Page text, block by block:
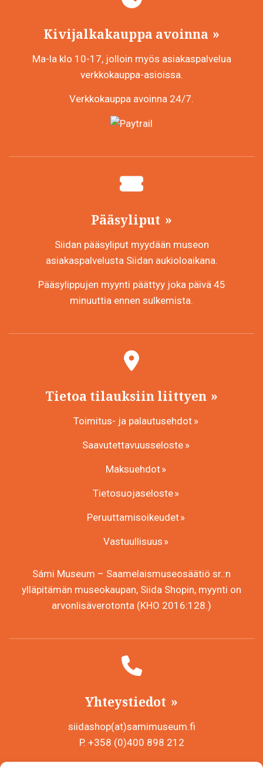
Kivijalkakauppa avoinna
Ma-la klo 10-17, jolloin myös asiakaspalvelua
verkkokauppa-asioissa.
Verkkokauppa avoinna 24/7.
Pääsyliput
Siidan pääsyliput myydään museon
asiakaspalvelusta Siidan aukioloaikana.
Pääsylippujen myynti päättyy joka päivä 45
minuuttia ennen sulkemista.
Tietoa tilauksiin liittyen
Toimitus- ja palautusehdot
Saavutettavuusseloste
Maksuehdot
Tietosuojaseloste
Peruuttamisoikeudet
Vastuullisuus
Sámi Museum – Saamelaismuseosäätiö sr.:n
ylläpitämän museokaupan, Siida Shopin, myynti on
arvonlisäverotonta (KHO 2016:128.)
Yhteystiedot
siidashop(at)samimuseum.fi
P. +358 (0)400 898 212